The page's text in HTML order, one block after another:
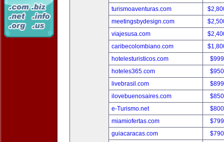
turismoaventuras.com
meetingsbydesign.com
viajesusa.com
caribecolombiano.com
hotelesturisticos.com
hoteles365.com
livebrasil.com
ilovebuenosaires.com
e-Turismo.net
miamiofertas.com
guiacaracas.com